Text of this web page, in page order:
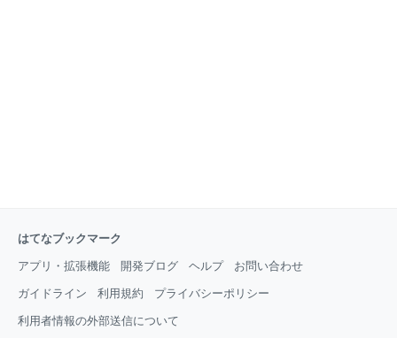
はてなブックマーク
アプリ・拡張機能 開発ブログ ヘルプ お問い合わせ
ガイドライン 利用規約 プライバシーポリシー
利用者情報の外部送信について